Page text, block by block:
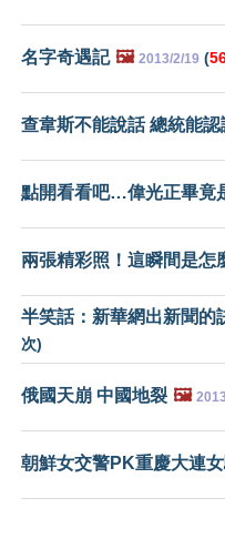
名字奇遇記 🖼️ 2013/2/19 (
查韋斯不能說話 總統能認
點開看看吧…偉光正畢竟
兩張精彩照！這瞬間是怎
半笑話：新華網出新聞的
次)
俄國天崩 中國地裂 🖼️
朝鮮女交警PK重慶大連